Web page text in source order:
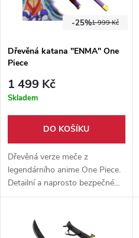
1 999 Kč
-25%
Dřevěná katana "ENMA" One
Piece
1 499 Kč
Skladem
DO KOŠÍKU
Dřevěná verze meče z
legendárního anime One Piece.
Detailní a naprosto bezpečné
zpracování. Vhodný doplněk ke